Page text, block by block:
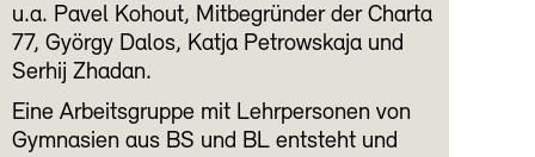
u.a. Pavel Kohout, Mitbegründer der Charta
77, György Dalos, Katja Petrowskaja und
Serhij Zhadan.
Eine Arbeitsgruppe mit Lehrpersonen von
Gymnasien aus BS und BL entsteht und